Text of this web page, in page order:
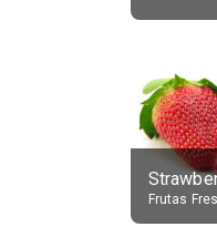
Frutas